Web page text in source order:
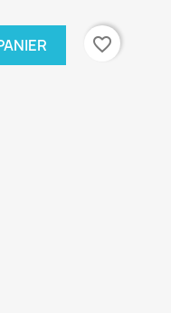
favorite_border